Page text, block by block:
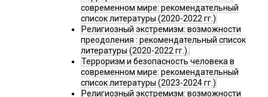
современном мире: рекомендательный
список литературы (2020-2022 гг.)
Религиозный экстремизм: возможности
преодоления : рекомендательный список
литературы (2020-2022 гг.).
Терроризм и безопасность человека в
современном мире: рекомендательный
список литературы (2023-2024 гг.)
Религиозный экстремизм: возможности